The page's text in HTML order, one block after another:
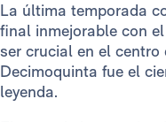
La última temporada
final inmejorable con
ser crucial en el
Decimoquinta fue el
leyenda.